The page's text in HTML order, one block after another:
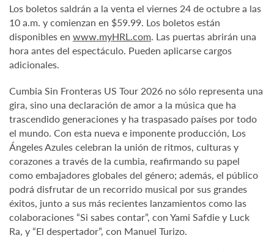
Los boletos saldrán a la venta el viernes 24 de octubre a las
10 a.m. y comienzan en $59.99. Los boletos están
disponibles en www.myHRL.com. Las puertas abrirán una
hora antes del espectáculo. Pueden aplicarse cargos
adicionales.
Cumbia Sin Fronteras US Tour 2026 no sólo representa una
gira, sino una declaración de amor a la música que ha
trascendido generaciones y ha traspasado países por todo
el mundo. Con esta nueva e imponente producción, Los
Ángeles Azules celebran la unión de ritmos, culturas y
corazones a través de la cumbia, reafirmando su papel
como embajadores globales del género; además, el público
podrá disfrutar de un recorrido musical por sus grandes
éxitos, junto a sus más recientes lanzamientos como las
colaboraciones “Si sabes contar”, con Yami Safdie y Luck
Ra, y “El despertador”, con Manuel Turizo.